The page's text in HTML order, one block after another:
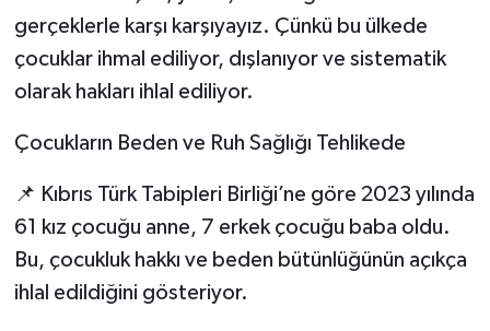
gerçeklerle karşı karşıyayız. Çünkü bu ülkede
çocuklar ihmal ediliyor, dışlanıyor ve sistematik
olarak hakları ihlal ediliyor.
Çocukların Beden ve Ruh Sağlığı Tehlikede
📌 Kıbrıs Türk Tabipleri Birliği’ne göre 2023 yılında
61 kız çocuğu anne, 7 erkek çocuğu baba oldu.
Bu, çocukluk hakkı ve beden bütünlüğünün açıkça
ihlal edildiğini gösteriyor.